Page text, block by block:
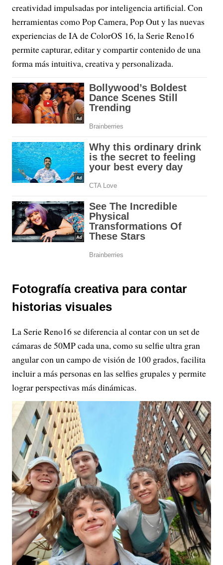
creatividad impulsadas por inteligencia artificial. Con
herramientas como Pop Camera, Pop Out y las nuevas
experiencias de IA de ColorOS 16, la Serie Reno16
permite capturar, editar y compartir contenido de una
forma más intuitiva, creativa y personalizada.
Fotografía creativa para contar
historias visuales
La Serie Reno16 se diferencia al contar con un set de
cámaras de 50MP cada una, como su selfie ultra gran
angular con un campo de visión de 100 grados, facilita
incluir a más personas en las selfies grupales y permite
lograr perspectivas más dinámicas.